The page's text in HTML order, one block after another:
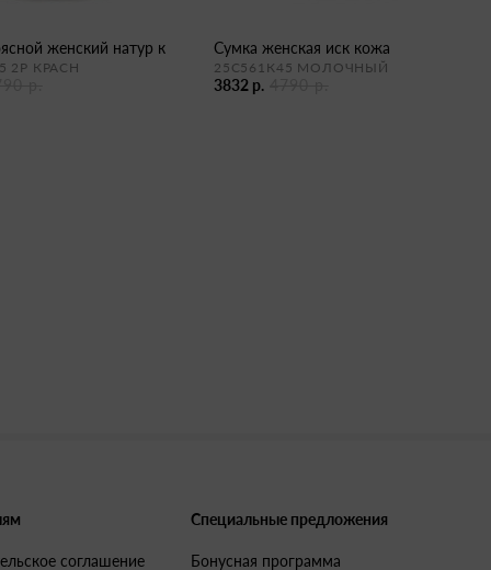
женский натур к
2Р КРАСН
сумка женская иск кожа
25С561К45 МОЛОЧНЫЙ
3832 р.
соглашение
Специальные предложения
Бонусная программа